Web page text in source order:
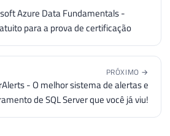
Azure Data Fundamentals -
para a prova de certificação
PRÓXIMO →
- O melhor sistema de alertas e
de SQL Server que você já viu!